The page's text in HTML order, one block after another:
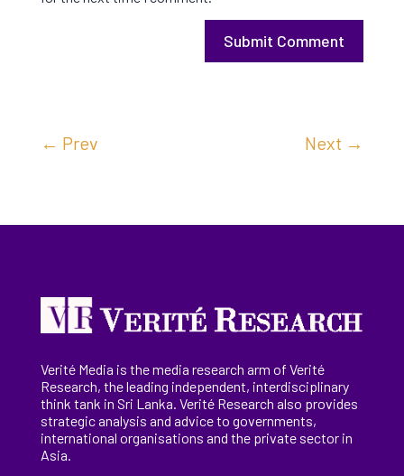
Submit Comment
← Prev Next →
Verité Media is the media research arm of Verité
Research, theleading independent, interdisciplinary
think tank in Sri Lanka. Verité Research also provides
strategic analysis and advice to governments,
international organisations and the private sector in
Asia.